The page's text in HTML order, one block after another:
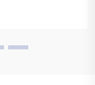
за
машине.